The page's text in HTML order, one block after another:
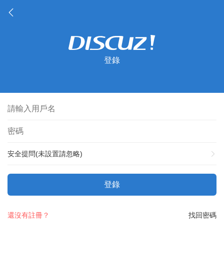
登錄
安全提問(未設置請忽略)
登錄
找回密碼
還沒有註冊？